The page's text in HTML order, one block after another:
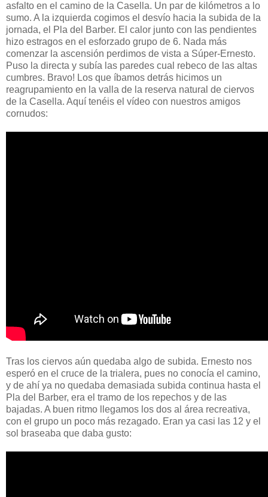
asfalto en el camino de la Casella. Un par de kilómetros a lo
sumo. A la izquierda cogimos el desvío hacia la subida de la
jornada, el Pla del Barber. El calor junto con las pendientes
hizo estragos en el esforzado grupo de 6. Nada más
comenzar la ascensión perdimos de vista a Súper-Ernesto.
Puso la directa y subía las paredes cual rebeco de las altas
cumbres. Bravo! Los que íbamos detrás hicimos un
reagrupamiento en la valla de la reserva natural de ciervos
de la Casella. Aquí tenéis el vídeo con nuestros amigos
cornudos:
Tras los ciervos aún quedaba algo de subida. Ernesto nos
esperó en el cruce de la trialera, pues no conocía el camino,
y de ahí ya no quedaba demasiada subida continua hasta el
Pla del Barber, era el tramo de los repechos y de las
bajadas. A buen ritmo llegamos los dos al área recreativa,
con el grupo un poco más rezagado. Eran ya casi las 12 y el
sol braseaba que daba gusto: